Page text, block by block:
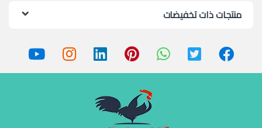
منتجات ذات تخفيضات